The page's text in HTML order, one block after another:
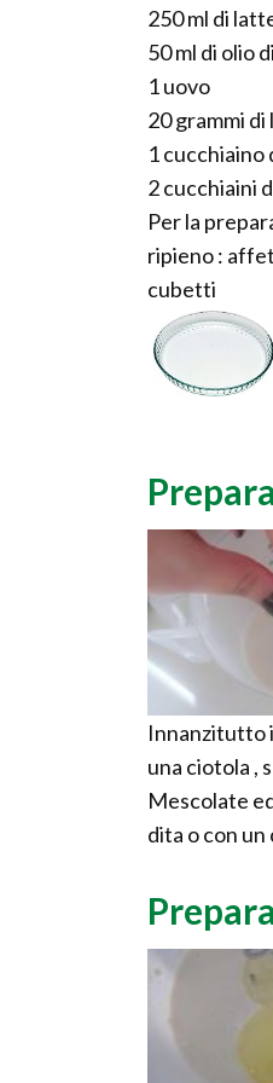
250 ml di
50 ml di olio
1 uovo
20 grammi
1 cucchiaino
2 cucchiaini
Per la
ripieno :
cubetti
Innanzitutto
una ciotola ,
Mescolate
dita o con un